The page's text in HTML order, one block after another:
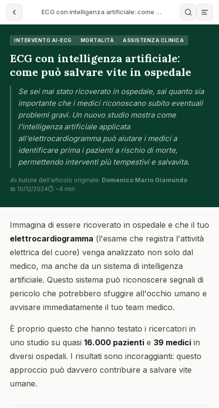
ECG con intelligenza artificiale: come …
INTERVENTO AI-ECG MORTALITÀ ASSISTENZA CLINICA
ECG con intelligenza artificiale:
come può salvare vite in ospedale
Se sei mai stato ricoverato in ospedale, sai quanto sia
importante che i medici riconoscano subito eventuali
problemi gravi. Un nuovo studio mostra come
l'intelligenza artificiale applicata
all'elettrocardiogramma può aiutare i medici a
identificare prima i pazienti a rischio di morte,
permettendo interventi più tempestivi e salvavita.
✍️ Autore dell'articolo originale: Domenico Mario Giamundo
📅 10/12/2024⏱ ~4 min
Immagina di essere ricoverato in ospedale e che il tuo
elettrocardiogramma (l'esame che registra l'attività
elettrica del cuore) venga analizzato non solo dal
medico, ma anche da un sistema di intelligenza
artificiale. Questo sistema può riconoscere segnali di
pericolo che potrebbero sfuggire all'occhio umano e
avvisare immediatamente il tuo team medico.
È proprio questo che hanno testato i ricercatori in
uno studio su quasi 16.000 pazienti e 39 medici in
diversi ospedali. I risultati sono incoraggianti: questo
approccio può davvero contribuire a salvare vite
umane.